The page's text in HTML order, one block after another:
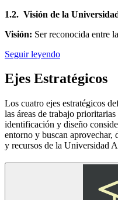
1.2. Visión de la
Visión: Ser reconocida entre
Seguir leyendo
Ejes Estratégicos
Los cuatro ejes estratégicos
las áreas de trabajo
identificación y diseño
entorno y buscan aprovechar,
y recursos de la Universidad